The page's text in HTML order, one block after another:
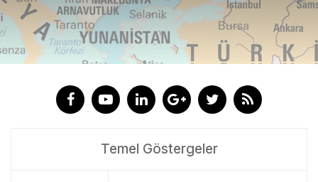
Temel Göstergeler